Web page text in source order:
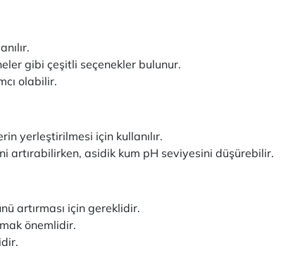
gibi çeşitli seçenekler bulunur.
olabilir.
yerleştirilmesi için kullanılır.
artırabilirken, asidik kum pH seviyesini düşürebilir.
artırması için gereklidir.
önemlidir.